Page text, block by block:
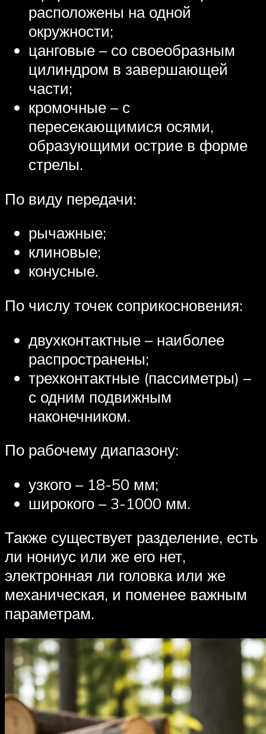
расположены на одной
окружности;
цанговые – со своеобразным
цилиндром в завершающей
части;
кромочные – с
пересекающимися осями,
образующими острие в форме
стрелы.
По виду передачи:
рычажные;
клиновые;
конусные.
По числу точек соприкосновения:
двухконтактные – наиболее
распространены;
трехконтактные (пассиметры) –
с одним подвижным
наконечником.
По рабочему диапазону:
узкого – 18-50 мм;
широкого – 3-1000 мм.
Также существует разделение, есть
ли нониус или же его нет,
электронная ли головка или же
механическая, и поменее важным
параметрам.